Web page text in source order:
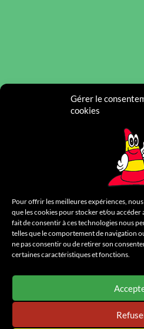
Gérer le
cookies
Pour offrir les meilleures expériences,
que les cookies pour stocker et/ou
fait de consentir à ces technologies nous
telles que le comportement de navigation
ne pas consentir ou de retirer son
certaines caractéristiques et fonctions.